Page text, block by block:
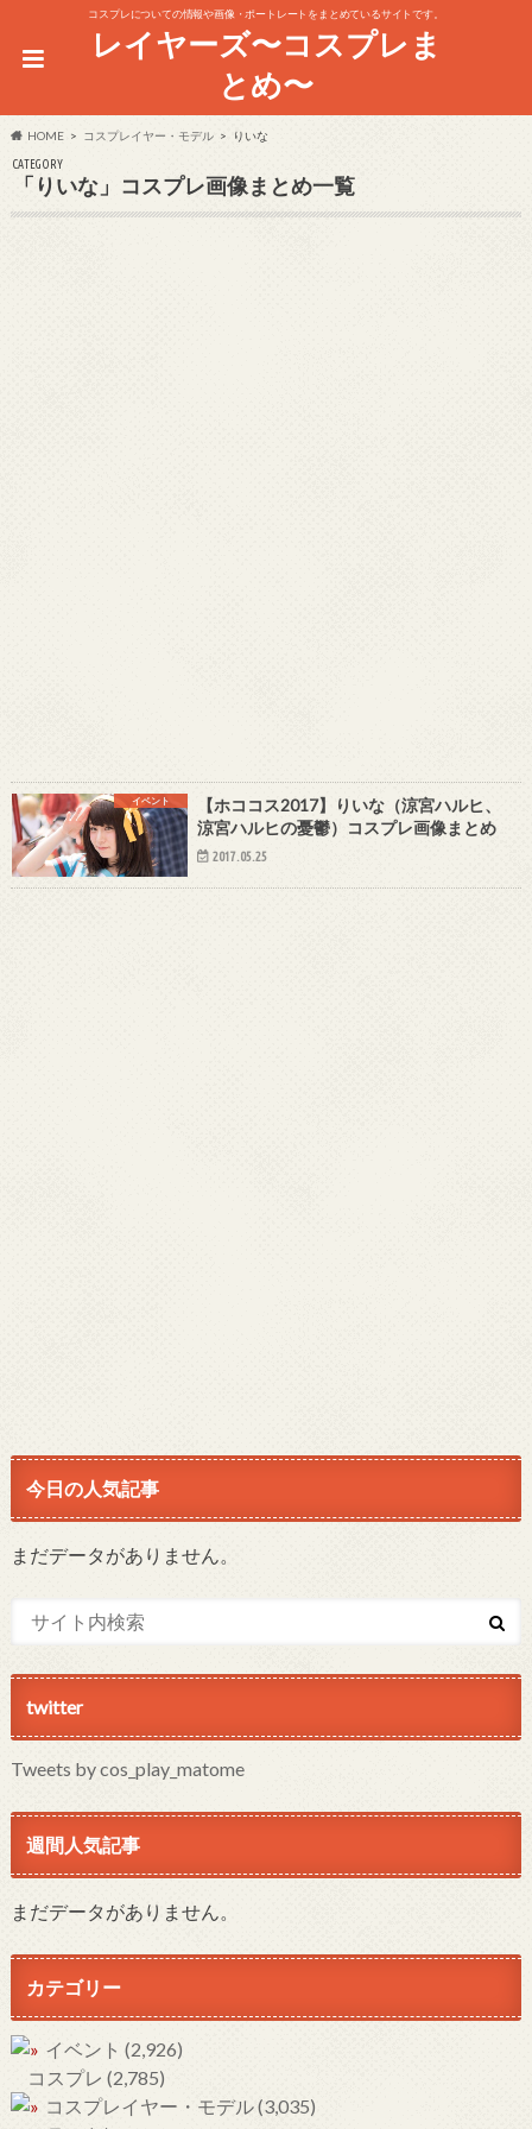
コスプレについての情報や画像・ポートレートをまとめているサイトです。
レイヤーズ〜コスプレま
とめ〜
HOME コスプレイヤー・モデル りいな
CATEGORY
「りいな」コスプレ画像まとめ一覧
イベント
【ホココス2017】りいな（涼宮ハルヒ、
涼宮ハルヒの憂鬱）コスプレ画像まとめ
2017.05.25
今日の人気記事
まだデータがありません。
twitter
Tweets by cos_play_matome
週間人気記事
まだデータがありません。
カテゴリー
イベント (2,926)
コスプレ (2,785)
コスプレイヤー・モデル(3,035)